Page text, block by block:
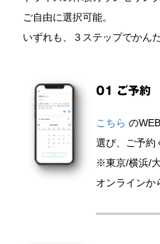
ご自由に選択可能。
いずれも、３ステップでかん
01 ご予約
こちら の
選び、ご予約
※東京/横浜/
オンラインか